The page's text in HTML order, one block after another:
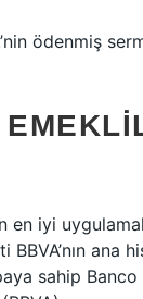
ödenmiş
en iyi
ana
sahip